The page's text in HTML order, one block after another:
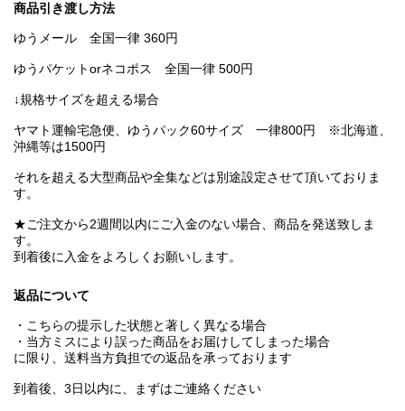
商品引き渡し方法
ゆうメール 全国一律 360円
ゆうパケットorネコポス 全国一律 500円
↓規格サイズを超える場合
ヤマト運輸宅急便、ゆうパック60サイズ 一律800円 ※北海道、
沖縄等は1500円
それを超える大型商品や全集などは別途設定させて頂いておりま
す。
★ご注文から2週間以内にご入金のない場合、商品を発送致しま
す。
到着後に入金をよろしくお願いします。
返品について
・こちらの提示した状態と著しく異なる場合
・当方ミスにより誤った商品をお届けしてしまった場合
に限り、送料当方負担での返品を承っております
到着後、3日以内に、まずはご連絡ください